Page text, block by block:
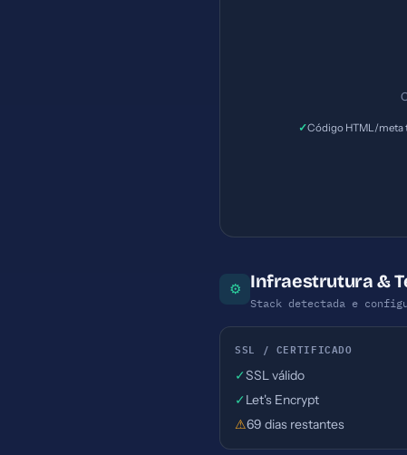
description com 185
✓Código HTML/meta
⚙ Infraestrutura &
Stack detectada e
SSL / CERTIFICADO
✓SSL válido
✓ Let's Encrypt
⚠69 dias restantes